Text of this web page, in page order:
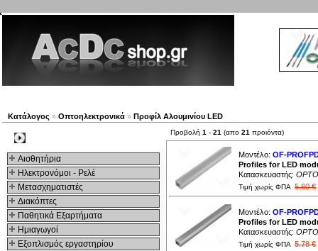
Κατάλογος » Οπτοηλεκτρονικά » Προφίλ Αλουμινίου LED
Αισθητήρια
Ηλεκτρονόμοι - Ρελέ
Μετασχηματιστές
Διακόπτες
Παθητικά Εξαρτήματα
Hμιαγωγοί
Εξοπλισμός εργαστηρίου
Προβολή 1 - 21 (απο 21 προιόντα)
Μοντέλο: OF-
Profiles for LED
Κατασκευαστής:
Τιμή χωρίς ΦΠΑ 5.60 €
Μοντέλο: OF-
Profiles for LED
Κατασκευαστής:
Τιμή χωρίς ΦΠΑ 5.78 €